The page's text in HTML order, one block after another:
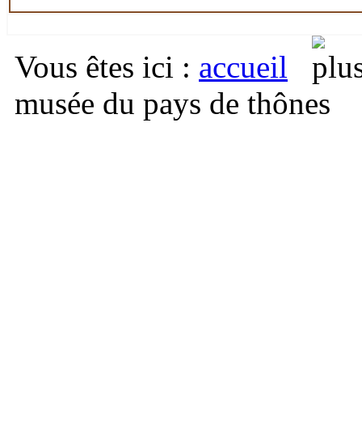
Vous êtes ici : accueil
musée du pays de thônes